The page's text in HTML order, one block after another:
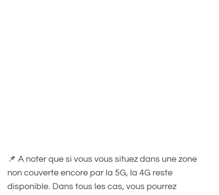
📌 A noter que si vous vous situez dans une zone
non couverte encore par la 5G, la 4G reste
disponible. Dans tous les cas, vous pourrez